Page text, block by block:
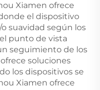
Xiamen ofrece
el dispositivo
suavidad según los
punto de vista
seguimiento de los
soluciones
los dispositivos se
Xiamen ofrece